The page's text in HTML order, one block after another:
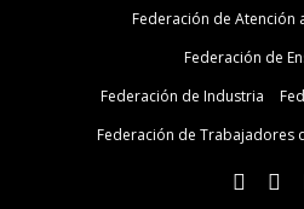
Federación de Atención
Federación de
Federación de Industria
Federación de Trabajadores